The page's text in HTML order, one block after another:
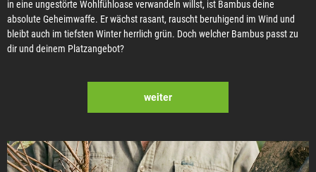
in eine ungestörte Wohlfühloase verwandeln willst, ist Bambus deine
absolute Geheimwaffe. Er wächst rasant, rauscht beruhigend im Wind und
bleibt auch im tiefsten Winter herrlich grün. Doch welcher Bambus passt zu
dir und deinem Platzangebot?
weiter